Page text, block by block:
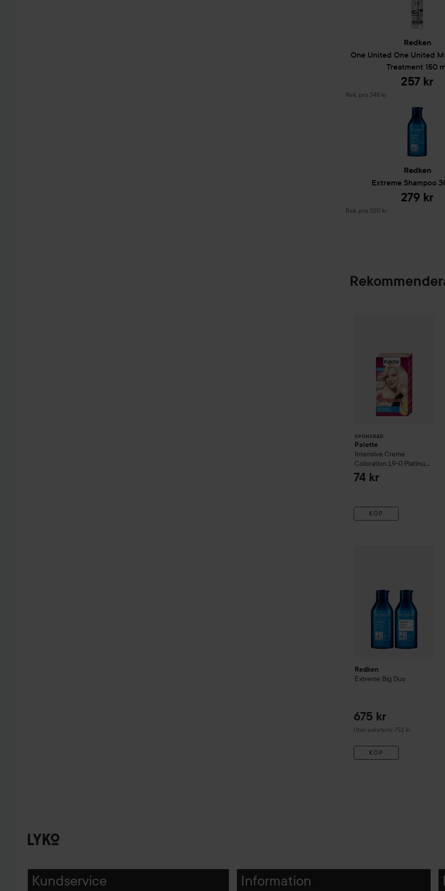
Redken
One United One United
Treatment 150
257 kr
Rek. pris 348 kr
Rekommenderat pris 348 kr
Redken
Extreme Shampoo
279 kr
Rek. pris 320 kr
Rekommenderat pris 320 kr
SPONSRAD
Palette
Intensive Creme
Coloration L9-0 Platinum
Blonde
74 kr
KÖP
Redken
Extreme Big Duo
675 kr
Utan paketpris: 752 kr
KÖP
Kundservice Information